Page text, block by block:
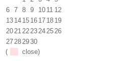
6
7 8 9 10 11 12
13 14 15 16 17 18 19
20212223242526
27282930
(
close)